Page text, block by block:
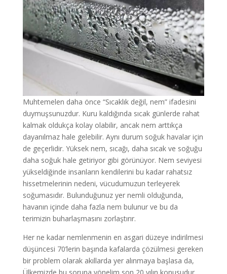
Muhtemelen daha önce “Sıcaklık değil, nem” ifadesini
duymuşsunuzdur. Kuru kaldığında sıcak günlerde rahat
kalmak oldukça kolay olabilir, ancak nem arttıkça
dayanılmaz hale gelebilir. Aynı durum soğuk havalar için
de geçerlidir. Yüksek nem, sıcağı, daha sıcak ve soğuğu
daha soğuk hale getiriyor gibi görünüyor. Nem seviyesi
yükseldiğinde insanların kendilerini bu kadar rahatsız
hissetmelerinin nedeni, vücudumuzun terleyerek
soğumasıdır. Bulunduğunuz yer nemli olduğunda,
havanın içinde daha fazla nem bulunur ve bu da
terimizin buharlaşmasını zorlaştırır.
Her ne kadar nemlenmenin en asgari düzeye indirilmesi
düşüncesi 70’lerin başında kafalarda çözülmesi gereken
bir problem olarak akıllarda yer alınmaya başlasa da,
Ülkemizde bu soruna yönelim son 20 yılın konusudur